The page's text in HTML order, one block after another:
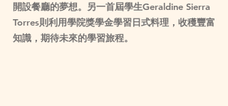
開設餐廳的夢想。另一首屆學生Geraldine Sierra
Torres則利用學院獎學金學習日式料理，收穫豐富
知識，期待未來的學習旅程。